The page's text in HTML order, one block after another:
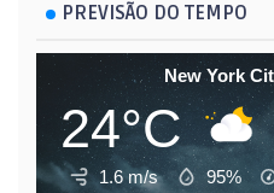
PREVISÃO DO TEMPO
New York
24°C
1.6 m/s 95%